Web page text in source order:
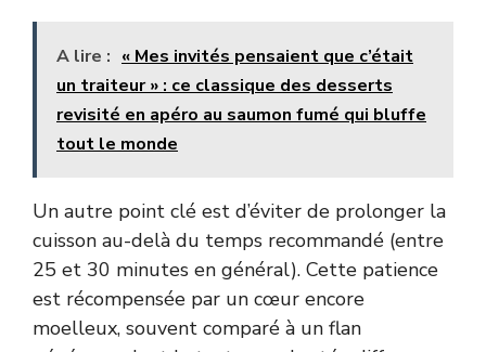
A lire : « Mes invités pensaient que c’était
un traiteur » : ce classique des desserts
revisité en apéro au saumon fumé qui bluffe
tout le monde
Un autre point clé est d’éviter de prolonger la
cuisson au-delà du temps recommandé (entre
25 et 30 minutes en général). Cette patience
est récompensée par un cœur encore
moelleux, souvent comparé à un flan